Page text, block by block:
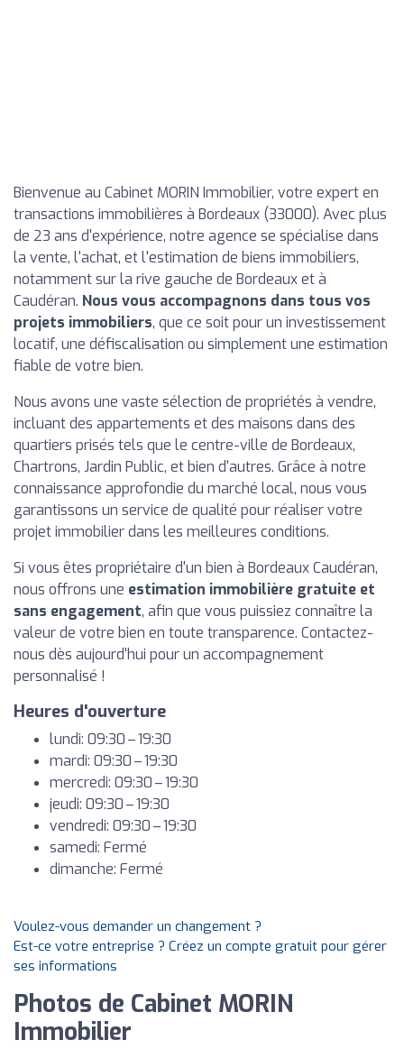
Bienvenue au Cabinet MORIN Immobilier, votre expert en
transactions immobilières à Bordeaux (33000). Avec plus
de 23 ans d'expérience, notre agence se spécialise dans
la vente, l'achat, et l'estimation de biens immobiliers,
notamment sur la rive gauche de Bordeaux et à
Caudéran. Nous vous accompagnons dans tous vos
projets immobiliers, que ce soit pour un investissement
locatif, une défiscalisation ou simplement une estimation
fiable de votre bien.
Nous avons une vaste sélection de propriétés à vendre,
incluant des appartements et des maisons dans des
quartiers prisés tels que le centre-ville de Bordeaux,
Chartrons, Jardin Public, et bien d'autres. Grâce à notre
connaissance approfondie du marché local, nous vous
garantissons un service de qualité pour réaliser votre
projet immobilier dans les meilleures conditions.
Si vous êtes propriétaire d'un bien à Bordeaux Caudéran,
nous offrons une estimation immobilière gratuite et
sans engagement, afin que vous puissiez connaître la
valeur de votre bien en toute transparence. Contactez-
nous dès aujourd'hui pour un accompagnement
personnalisé !
Heures d'ouverture
lundi: 09:30 – 19:30
mardi: 09:30 – 19:30
mercredi: 09:30 – 19:30
jeudi: 09:30 – 19:30
vendredi: 09:30 – 19:30
samedi: Fermé
dimanche: Fermé
Voulez-vous demander un changement ?
Est-ce votre entreprise ? Créez un compte gratuit pour gérer
ses informations
Photos de Cabinet MORIN
Immobilier